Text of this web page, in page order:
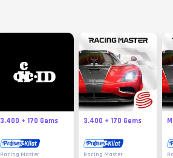
3.400 + 170 Gems
Racing Master
3.400 + 170 Gems
Racing Master